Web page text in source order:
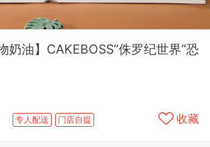
奶油】CAKEBOSS“侏罗纪世界”恐
专人配送 门店自提 收藏